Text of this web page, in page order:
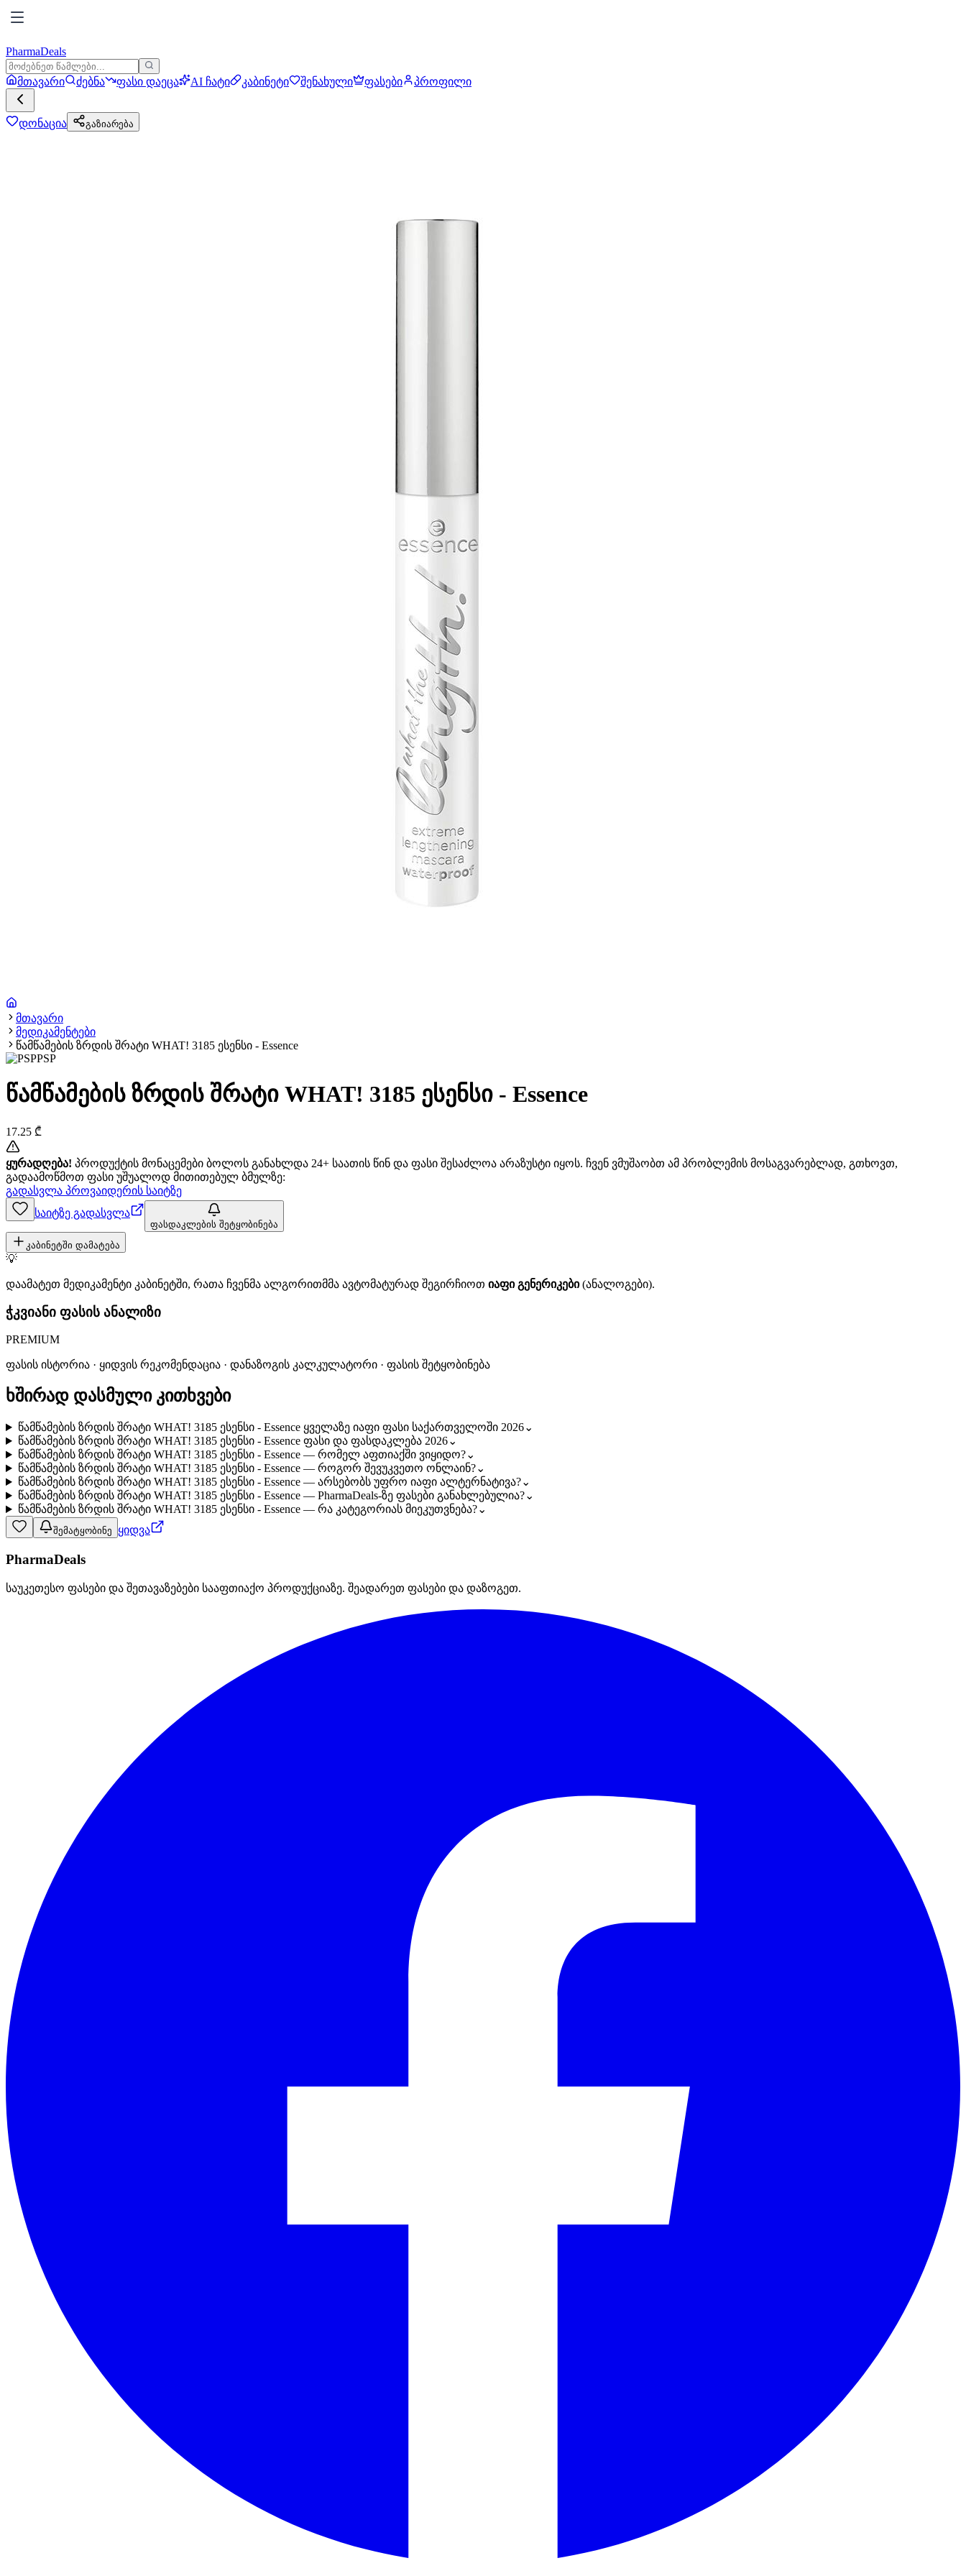
PharmaDeals
მთავარი ძებნა ფასი დაეცა AI ჩატი კაბინეტი შენახული ფასები პროფილი
დონაცია გაზიარება
მთავარი
მედიკამენტები
წამწამების ზრდის შრატი WHAT! 3185 ესენსი - Essence
PSP
წამწამების ზრდის შრატი WHAT! 3185 ესენსი - Essence
17.25 ₾
ყურადღება! პროდუქტის მონაცემები ბოლოს განახლდა 24+ საათის წინ და ფასი შესაძლოა არაზუსტი იყოს. ჩვენ ვმუშაობთ ამ პრობლემის მოსაგვარებლად, გთხოვთ,
გადაამოწმოთ ფასი უშუალოდ მითითებულ ბმულზე:
გადასვლა პროვაიდერის საიტზე
საიტზე გადასვლა
ფასდაკლების შეტყობინება
კაბინეტში დამატება
💡
დაამატეთ მედიკამენტი კაბინეტში, რათა ჩვენმა ალგორითმმა ავტომატურად შეგირჩიოთ იაფი გენერიკები(ანალოგები).
ჭკვიანი ფასის ანალიზი
PREMIUM
ფასის ისტორია · ყიდვის რეკომენდაცია · დანაზოგის კალკულატორი · ფასის შეტყობინება
ხშირად დასმული კითხვები
წამწამების ზრდის შრატი WHAT! 3185 ესენსი - Essence ყველაზე იაფი ფასი საქართველოში 2026⌄
წამწამების ზრდის შრატი WHAT! 3185 ესენსი - Essence ფასი და ფასდაკლება 2026⌄
წამწამების ზრდის შრატი WHAT! 3185 ესენსი - Essence — რომელ აფთიაქში ვიყიდო?⌄
წამწამების ზრდის შრატი WHAT! 3185 ესენსი - Essence — როგორ შევუკვეთო ონლაინ?⌄
წამწამების ზრდის შრატი WHAT! 3185 ესენსი - Essence — არსებობს უფრო იაფი ალტერნატივა?⌄
წამწამების ზრდის შრატი WHAT! 3185 ესენსი - Essence — PharmaDeals-ზე ფასები განახლებულია?⌄
წამწამების ზრდის შრატი WHAT! 3185 ესენსი - Essence — რა კატეგორიას მიეკუთვნება?⌄
შემატყობინე ყიდვა
PharmaDeals
საუკეთესო ფასები და შეთავაზებები სააფთიაქო პროდუქციაზე. შეადარეთ ფასები და დაზოგეთ.